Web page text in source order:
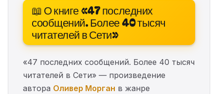
📖 О книге «47 последних
сообщений. Более 40 тысяч
читателей в Сети»
«47 последних сообщений. Более 40 тысяч
читателей в Сети» — произведение
автора Оливер Морган в жанре